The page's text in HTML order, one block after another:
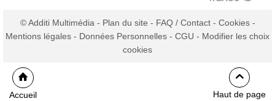
© Additi Multimédia - Plan du site - FAQ / Contact- Cookies-
Mentions légales - Données Personnelles - CGU - Modifier les choix
cookies
Accueil Haut de page